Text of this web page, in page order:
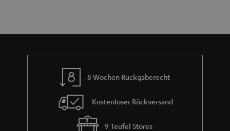
m
8 Wochen Rückgaberecht
Kostenloser Rückversand
9 Teufel Stores